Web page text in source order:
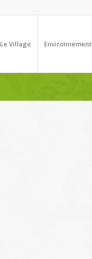
Le Village Environnement